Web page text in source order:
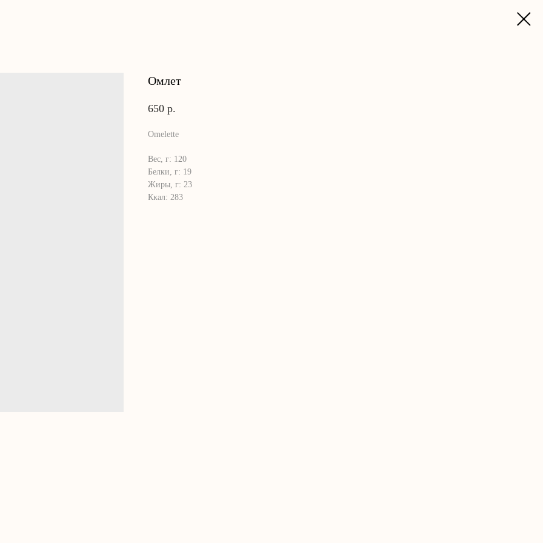
Омлет
650 р.
Omelette
Вес, г: 120
Белки, г: 19
Жиры, г: 23
Ккал: 283